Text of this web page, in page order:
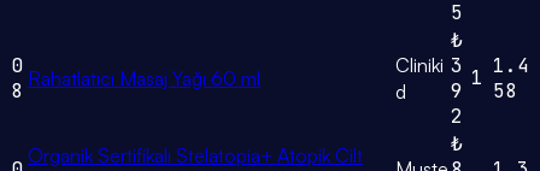
5
0
8 Rahatlatıcı Masaj Yağı 60 ml
Cliniki
d
₺
3
9
2
1 1.4
58
Organik Sertifikalı Stelatopia+ Atopik Cilt
₺